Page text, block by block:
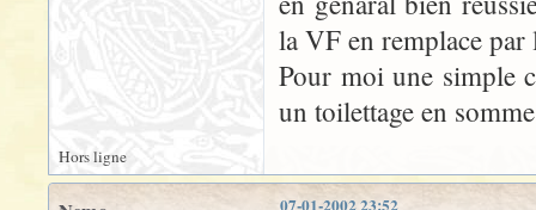
la VF en remplace par
Pour moi une simple
un toilettage en
Hors ligne
07-01-2002 23:52